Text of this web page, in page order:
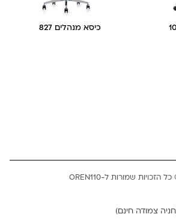
כיסא מנהלים 827